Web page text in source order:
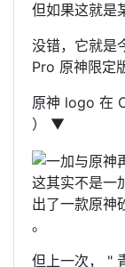
但如果这就是
没错，它就
Pro 原神限定
原神 logo 在
） ▼
这其实不是一
出了一款原神
。
但上一次， "